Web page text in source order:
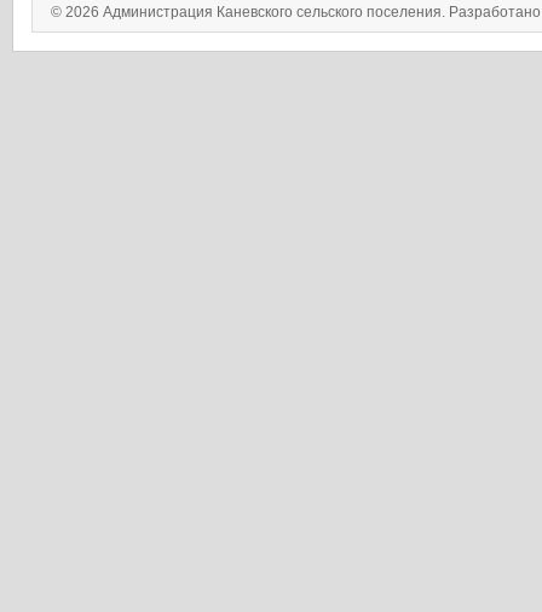
© 2026 Администрация Каневского сельского поселения.